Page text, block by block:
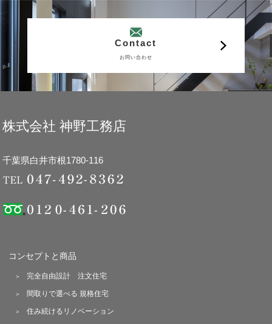
Contact
お問い合わせ
株式会社 神野工務店
千葉県白井市根1780-116
コンセプトと商品
完全自由設計 注文住宅
間取りで選べる 規格住宅
住み続けるリノベーション